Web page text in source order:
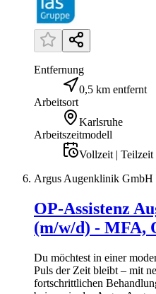
Entfernung
0,5 km entfernt
Arbeitsort
Karlsruhe
Arbeitszeitmodell
Vollzeit | Teilzeit
Argus Augenklinik GmbH
OP-Assistenz
(m/w/d) - MFA,
Du möchtest in einer
Puls der Zeit bleibt – mit
fortschrittlichen